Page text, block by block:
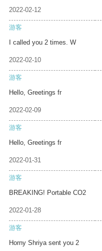
2022-02-12
游客
I called you 2 times. W
2022-02-10
游客
Hello, Greetings fr
2022-02-09
游客
Hello, Greetings fr
2022-01-31
游客
BREAKING! Portable CO2
2022-01-28
游客
Horny Shriya sent you 2